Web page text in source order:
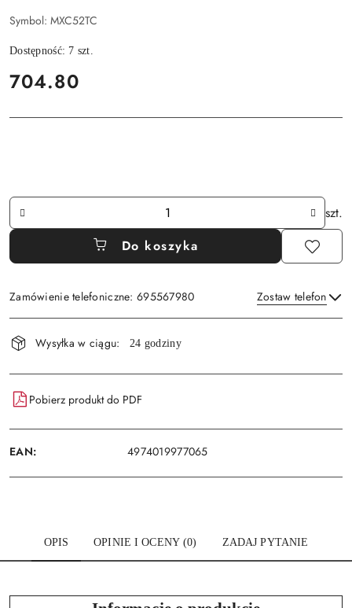
Symbol: MXC52TC
Dostępność: 7 szt.
cena:
704.80
szt.
Do koszyka
Zamówienie telefoniczne: 695567980 Zostaw telefon
i
dostawa
Wysyłka w ciągu: 24 godziny
Pobierz produkt do PDF
EAN: 4974019977065
OPIS OPINIE I OCENY (0) ZADAJ PYTANIE